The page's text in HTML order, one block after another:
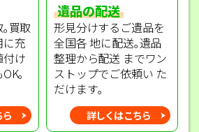
買取
充
付け
｡
遺品の配送
形見分けするご遺品を
全国各 地に配送｡遺品
整理から配送 までワン
ストップでご依頼い た
だけます｡
詳しくはこちら